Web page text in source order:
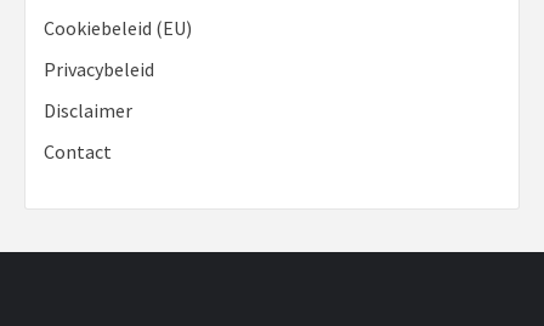
Cookiebeleid (EU)
Privacybeleid
Disclaimer
Contact